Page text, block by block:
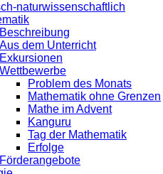
naturwissenschaftlich
Beschreibung
Aus dem Unterricht
Exkursionen
Wettbewerbe
Problem des Monats
Mathematik ohne Grenzen
Mathe im Advent
Kanguru
Tag der Mathematik
Erfolge
Förderangebote